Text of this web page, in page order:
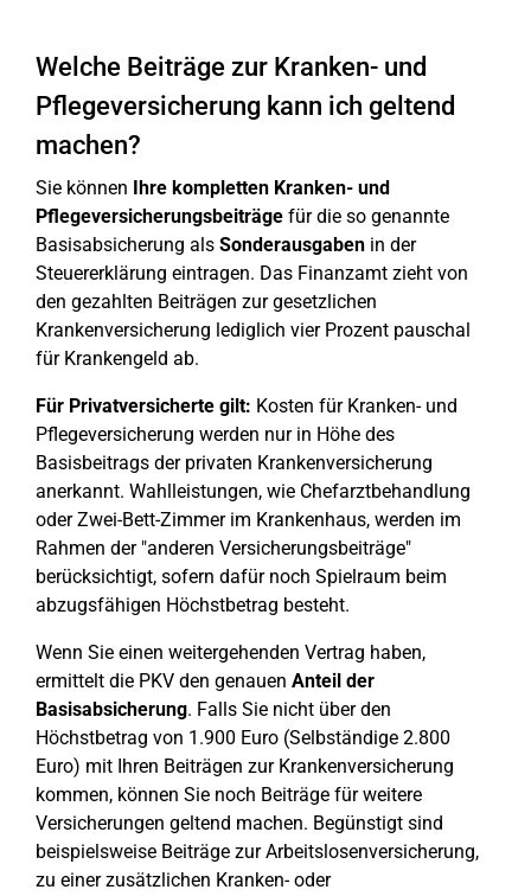
Welche Beiträge zur Kranken- und
Pflegeversicherung kann ich geltend
machen?
Sie können Ihre kompletten Kranken- und
Pflegeversicherungsbeiträge für die so genannte
Basisabsicherung als Sonderausgaben in der
Steuererklärung eintragen. Das Finanzamt zieht von
den gezahlten Beiträgen zur gesetzlichen
Krankenversicherung lediglich vier Prozent pauschal
für Krankengeld ab.
Für Privatversicherte gilt: Kosten für Kranken- und
Pflegeversicherung werden nur in Höhe des
Basisbeitrags der privaten Krankenversicherung
anerkannt. Wahlleistungen, wie Chefarztbehandlung
oder Zwei-Bett-Zimmer im Krankenhaus, werden im
Rahmen der "anderen Versicherungsbeiträge"
berücksichtigt, sofern dafür noch Spielraum beim
abzugsfähigen Höchstbetrag besteht.
Wenn Sie einen weitergehenden Vertrag haben,
ermittelt die PKV den genauen Anteil der
Basisabsicherung. Falls Sie nicht über den
Höchstbetrag von 1.900 Euro (Selbständige 2.800
Euro) mit Ihren Beiträgen zur Krankenversicherung
kommen, können Sie noch Beiträge für weitere
Versicherungen geltend machen. Begünstigt sind
beispielsweise Beiträge zur Arbeitslosenversicherung,
zu einer zusätzlichen Kranken- oder